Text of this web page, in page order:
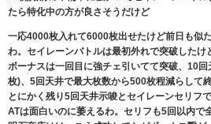
たら特化中の方が良さそうだけど
一応4000枚入れて6000枚出せたけど前日も似
わ。セイレーンバトルは最初外れで突破したけ
ボーナスは一回目に強チェ引いてて突破、10
枚)、5回天井で最大枚数から500枚程減らして
とにかく残り5回天井示唆とセイレーンセリフ
ATは面白いのに萎えるわ。セリフも5回以内で